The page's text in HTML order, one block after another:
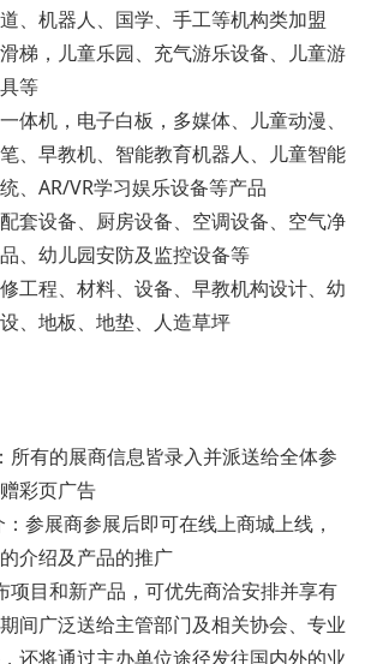
、机器人、国学、手工等机构类加盟
梯，儿童乐园、充气游乐设备、儿童游
等
体机，电子白板，多媒体、儿童动漫、
、早教机、智能教育机器人、儿童智能
、AR/VR学习娱乐设备等产品
套设备、厨房设备、空调设备、空气净
、幼儿园安防及监控设备等
工程、材料、设备、早教机构设计、幼
、地板、地垫、人造草坪
所有的展商信息皆录入并派送给全体参
彩页广告
参展商参展后即可在线上商城上线，
介绍及产品的推广
项目和新产品，可优先商洽安排并享有
间广泛送给主管部门及相关协会、专业
还将通过主办单位途径发往国内外的业